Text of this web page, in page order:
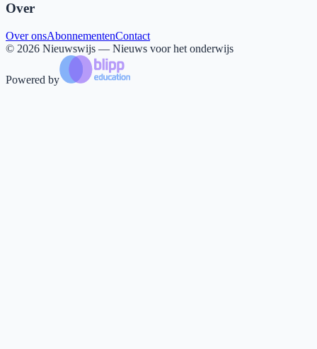
Over
Over onsAbonnementenContact
© 2026 Nieuwswijs — Nieuws voor het onderwijs
Powered by